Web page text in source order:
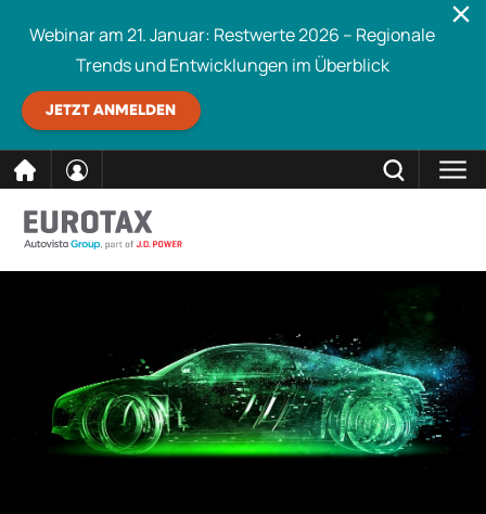
Webinar am 21. Januar: Restwerte 2026 – Regionale
Trends und Entwicklungen im Überblick
JETZT ANMELDEN